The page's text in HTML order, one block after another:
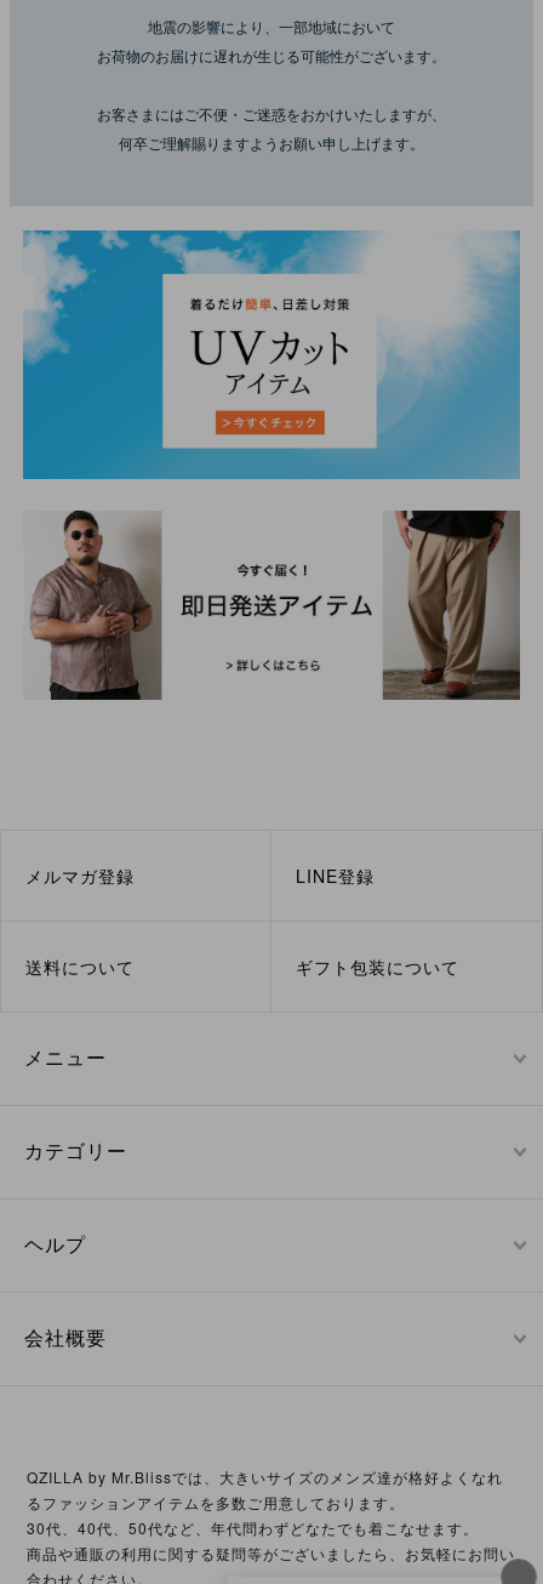
地震の影響により、一部地域において
お荷物のお届けに遅れが生じる可能性がございます。
お客さまにはご不便・ご迷惑をおかけいたしますが、
何卒ご理解賜りますようお願い申し上げます。
メルマガ登録 LINE登録
送料について ギフト包装について
メニュー
カテゴリー
ヘルプ
会社概要
QZILLA by Mr.Blissでは、大きいサイズのメンズ達が格好よくなれ
るファッションアイテムを多数ご用意しております。
30代、40代、50代など、年代問わずどなたでも着こなせます。
商品や通販の利用に関する疑問等がございましたら、お気軽にお問い
合わせください。